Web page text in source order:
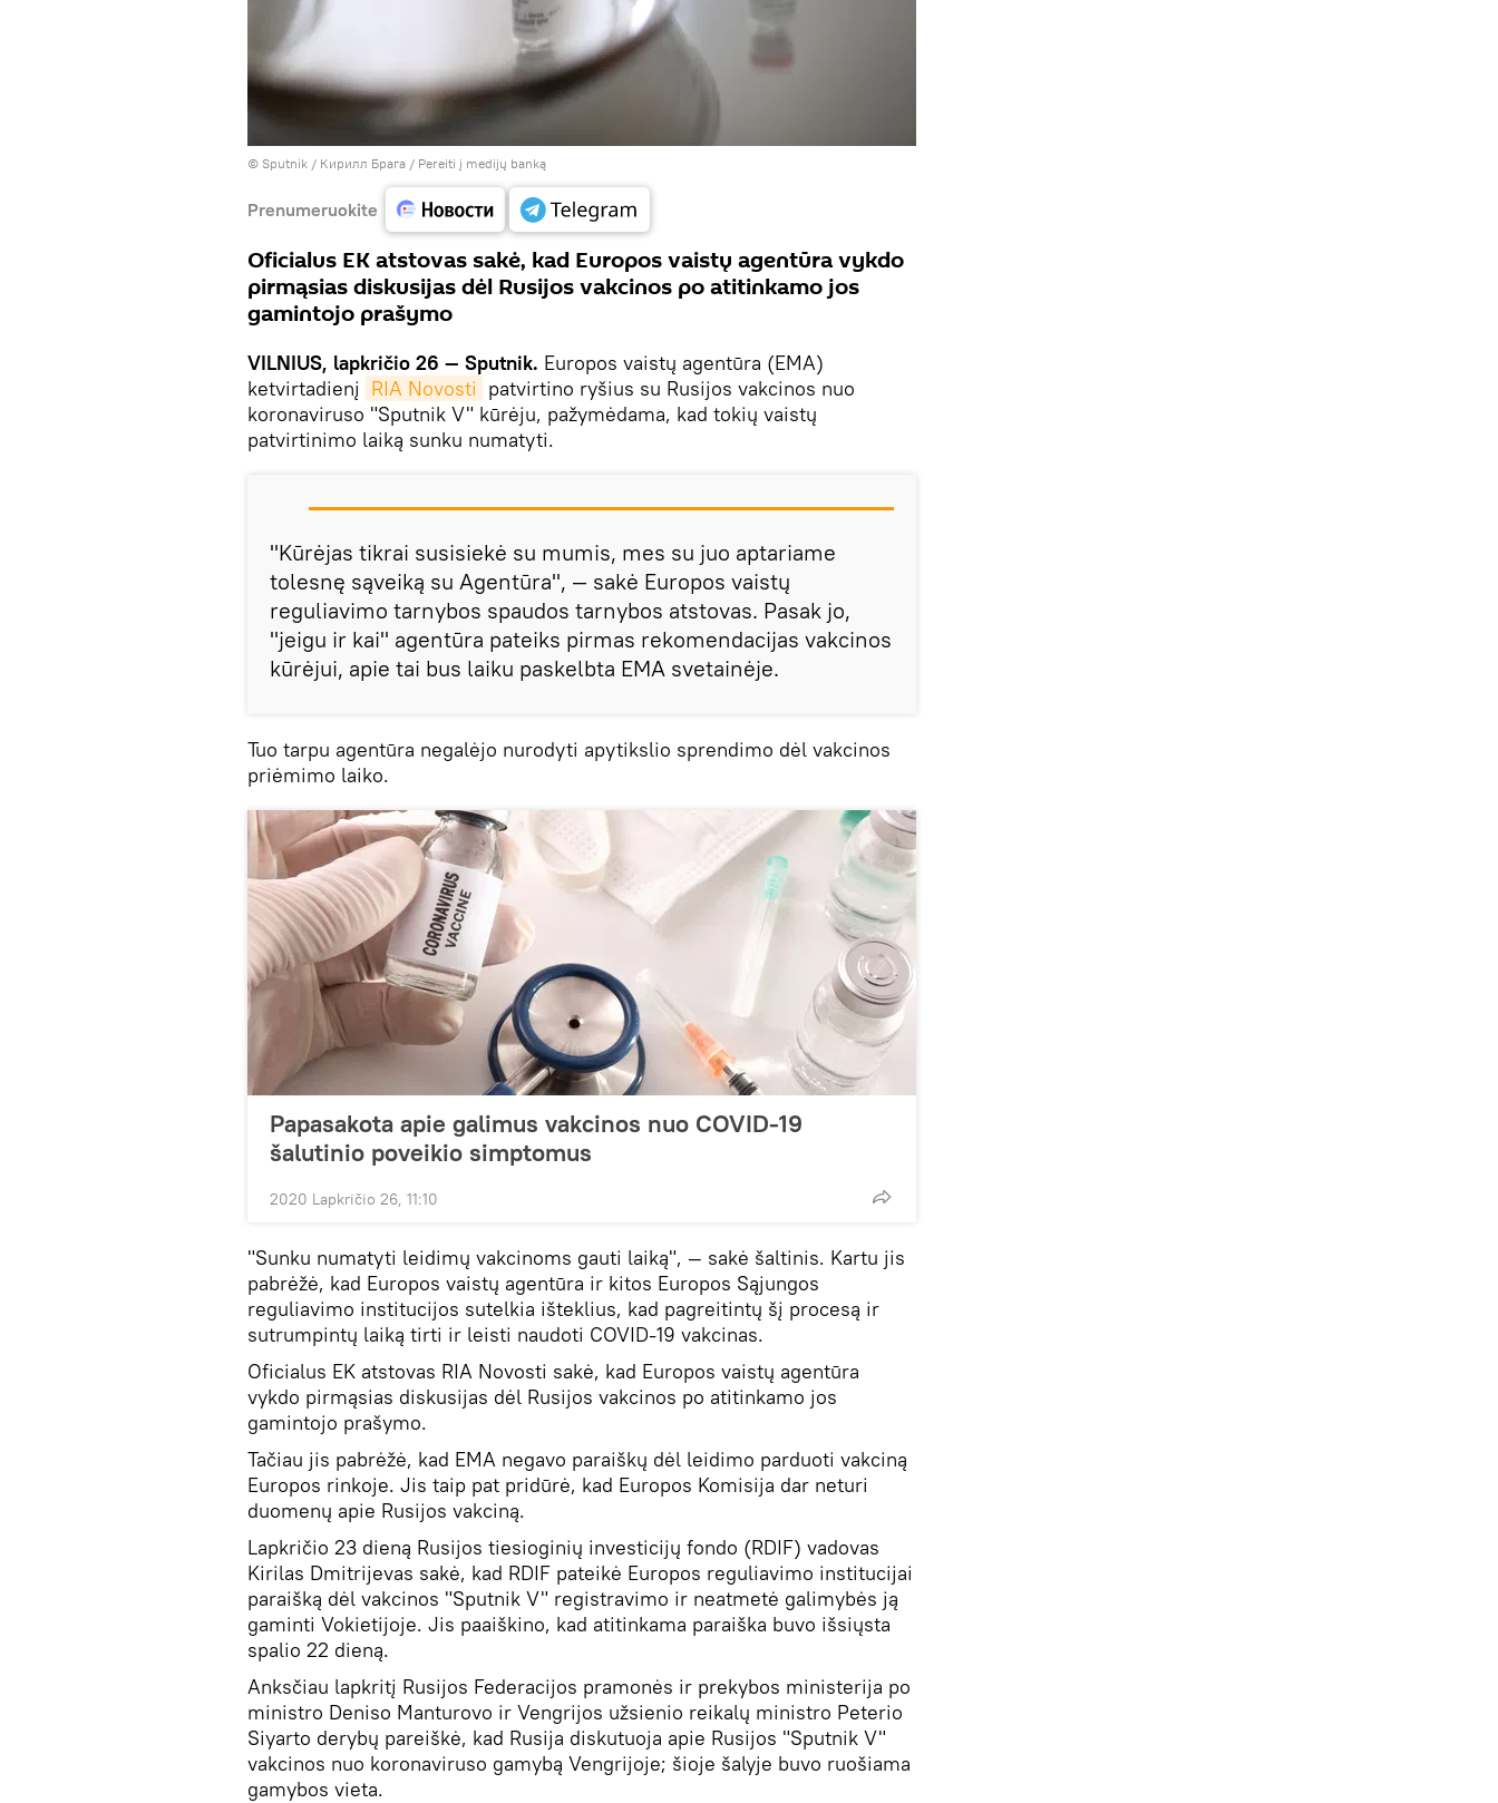
© Sputnik / Кирилл Брага / Pereiti į medijų banką
Prenumeruokite
Oficialus EK atstovas sakė, kad Europos vaistų agentūra vykdo
pirmąsias diskusijas dėl Rusijos vakcinos po atitinkamo jos
gamintojo prašymo
VILNIUS, lapkričio 26 — Sputnik. Europos vaistų agentūra (EMA)
ketvirtadienį RIA Novosti patvirtino ryšius su Rusijos vakcinos nuo
koronaviruso "Sputnik V" kūrėju, pažymėdama, kad tokių vaistų
patvirtinimo laiką sunku numatyti.
"Kūrėjas tikrai susisiekė su mumis, mes su juo aptariame
tolesnę sąveiką su Agentūra", — sakė Europos vaistų
reguliavimo tarnybos spaudos tarnybos atstovas. Pasak jo,
"jeigu ir kai" agentūra pateiks pirmas rekomendacijas vakcinos
kūrėjui, apie tai bus laiku paskelbta EMA svetainėje.
Tuo tarpu agentūra negalėjo nurodyti apytikslio sprendimo dėl vakcinos
priėmimo laiko.
Papasakota apie galimus vakcinos nuo COVID-19
šalutinio poveikio simptomus
2020 Lapkričio 26, 11:10
"Sunku numatyti leidimų vakcinoms gauti laiką", — sakė šaltinis. Kartu jis
pabrėžė, kad Europos vaistų agentūra ir kitos Europos Sąjungos
reguliavimo institucijos sutelkia išteklius, kad pagreitintų šį procesą ir
sutrumpintų laiką tirti ir leisti naudoti COVID-19 vakcinas.
Oficialus EK atstovas RIA Novosti sakė, kad Europos vaistų agentūra
vykdo pirmąsias diskusijas dėl Rusijos vakcinos po atitinkamo jos
gamintojo prašymo.
Tačiau jis pabrėžė, kad EMA negavo paraiškų dėl leidimo parduoti vakciną
Europos rinkoje. Jis taip pat pridūrė, kad Europos Komisija dar neturi
duomenų apie Rusijos vakciną.
Lapkričio 23 dieną Rusijos tiesioginių investicijų fondo (RDIF) vadovas
Kirilas Dmitrijevas sakė, kad RDIF pateikė Europos reguliavimo institucijai
paraišką dėl vakcinos "Sputnik V" registravimo ir neatmetė galimybės ją
gaminti Vokietijoje. Jis paaiškino, kad atitinkama paraiška buvo išsiųsta
spalio 22 dieną.
Anksčiau lapkritį Rusijos Federacijos pramonės ir prekybos ministerija po
ministro Deniso Manturovo ir Vengrijos užsienio reikalų ministro Peterio
Siyarto derybų pareiškė, kad Rusija diskutuoja apie Rusijos "Sputnik V"
vakcinos nuo koronaviruso gamybą Vengrijoje; šioje šalyje buvo ruošiama
gamybos vieta.